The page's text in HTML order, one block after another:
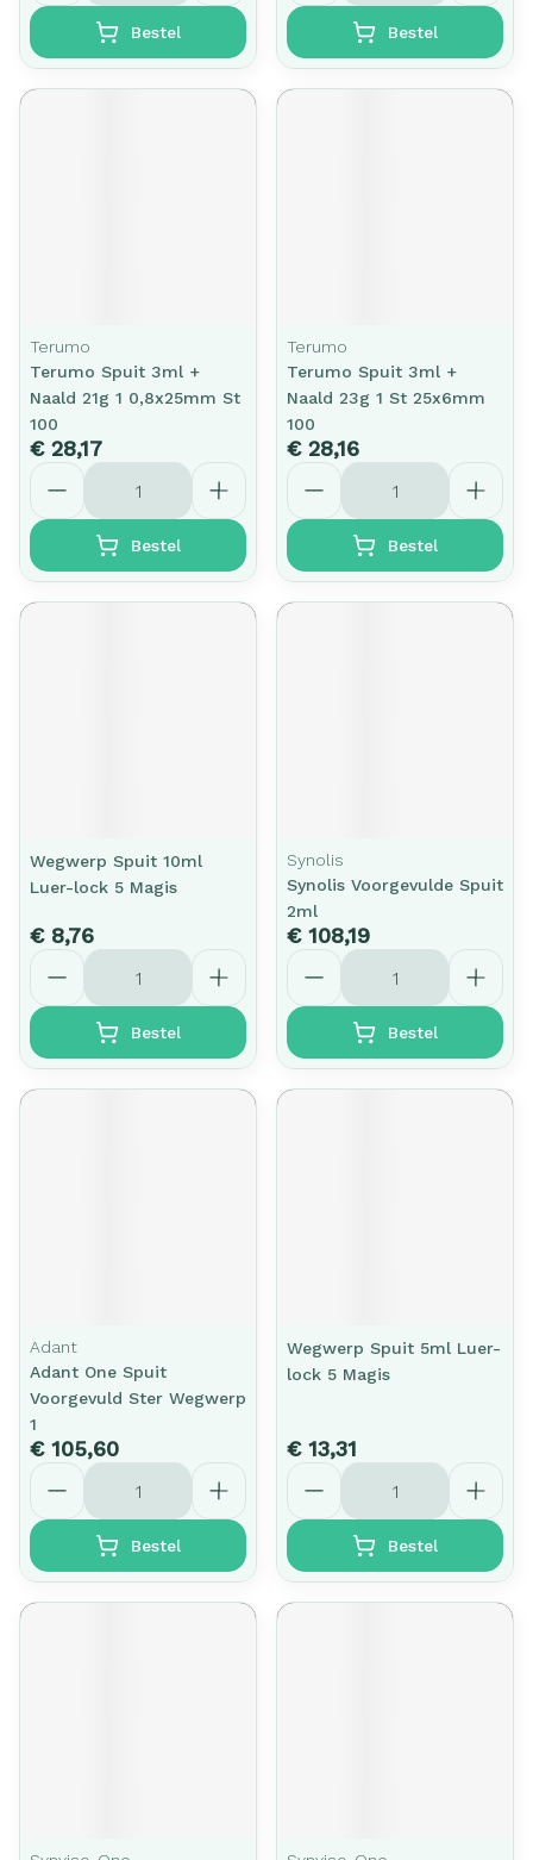
Bestel Bestel
Terumo
Terumo Spuit 3ml +
Naald 21g 1 0,8x25mm St
100
€ 28,17
Aantal
Bestel
Terumo
Terumo Spuit 3ml +
Naald 23g 1 St 25x6mm
100
€ 28,16
Aantal
Bestel
Wegwerp Spuit 10ml
Luer-lock 5 Magis
€ 8,76
Aantal
Bestel
Synolis
Synolis Voorgevulde Spuit
2ml
€ 108,19
Aantal
Bestel
Adant
Adant One Spuit
Voorgevuld Ster Wegwerp
1
€ 105,60
Aantal
Bestel
Wegwerp Spuit 5ml Luer-
lock 5 Magis
€ 13,31
Aantal
Bestel